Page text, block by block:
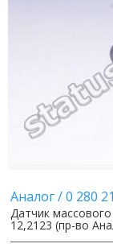
Previous
Image
Аналог/0 280
Датчик
12,2123 (пр-во